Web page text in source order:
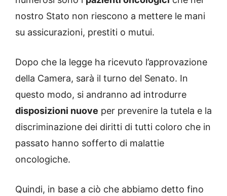
nostro Stato non riescono a mettere le mani
su assicurazioni, prestiti o mutui.
Dopo che la legge ha ricevuto l’approvazione
della Camera, sarà il turno del Senato. In
questo modo, si andranno ad introdurre
disposizioni nuove per prevenire la tutela e la
discriminazione dei diritti di tutti coloro che in
passato hanno sofferto di malattie
oncologiche.
Quindi, in base a ciò che abbiamo detto fino